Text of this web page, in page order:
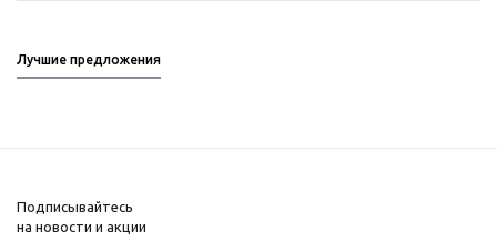
Лучшие предложения
Подписывайтесь
на новости и акции